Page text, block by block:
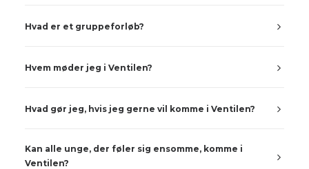
Hvad er et gruppeforløb?
Hvem møder jeg i Ventilen?
Hvad gør jeg, hvis jeg gerne vil komme i Ventilen?
Kan alle unge, der føler sig ensomme, komme i
Ventilen?